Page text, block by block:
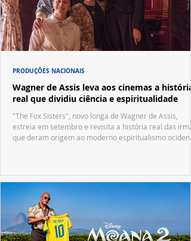
Wagner de Assis leva aos cinemas a história
real que dividiu ciência e espiritualidade
"The Fox Sisters", novo longa de Wagner de Assis,
estreia em setembro e revisita a história real das
que deram origem ao moderno espiritualismo
PRODUÇÕES NACIONAIS